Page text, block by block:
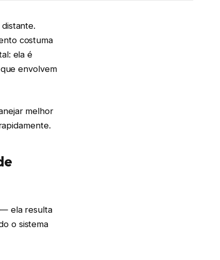
costuma
ela é
envolvem
melhor
ela resulta
o sistema